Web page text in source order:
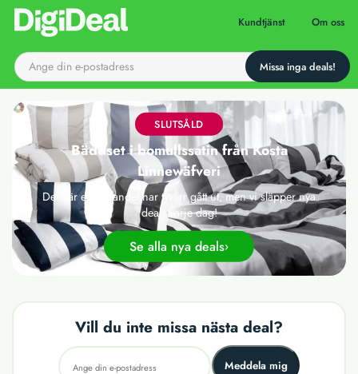
Till startsidan Kundtjänst Om oss
SLUTSÅLD
Bäddset i bomullssatin från Kosta
Linnewäfveri
Det här erbjudandet har tyvärr gått ut, men vi släpper nya
deals varje dag!
Se alla nya deals
Vill du inte missa nästa deal?
Meddela mig